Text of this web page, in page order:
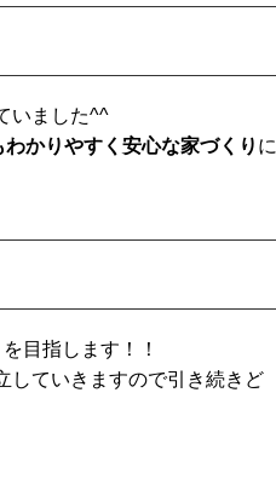
いました^^
かりやすく安心な家づくり に
目指します！！
していきますので引き続きど